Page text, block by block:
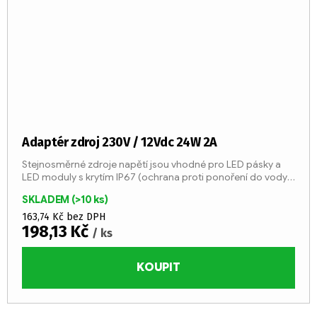
Adaptér zdroj 230V / 12Vdc 24W 2A
SKLADEM (>10 ks)
163,74 Kč bez DPH
198,13 Kč / ks
KOUPIT
Stejnosměrné zdroje napětí jsou vhodné pro LED pásky a
LED moduly s krytím IP67 (ochrana proti ponoření do vody)